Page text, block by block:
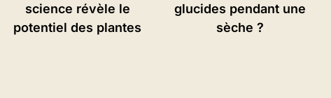
science révèle le
potentiel des plantes
glucides pendant une
sèche ?